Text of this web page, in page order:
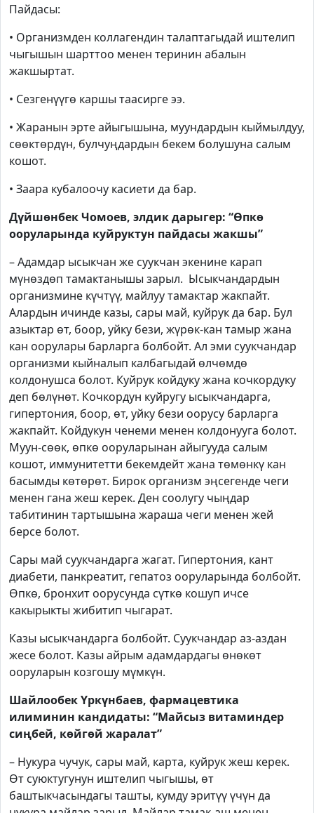
Пайдасы:
• Организмден коллагендин талаптагыдай иштелип
чыгышын шарттоо менен теринин абалын
жакшыртат.
• Сезгенүүгө каршы таасирге ээ.
• Жаранын эрте айыгышына, муундардын кыймылдуу,
сөөктөрдүн, булчуңдардын бекем болушуна салым
кошот.
• Заара кубалоочу касиети да бар.
Дүйшөнбек Чомоев, элдик дарыгер: “Өпкө
ооруларында куйруктун пайдасы жакшы”
– Адамдар ысыкчан же суукчан экенине карап
мүнөздөп тамактанышы зарыл. Ысыкчандардын
организмине күчтүү, майлуу тамактар жакпайт.
Алардын ичинде казы, сары май, куйрук да бар. Бул
азыктар өт, боор, уйку бези, жүрөк-кан тамыр жана
кан оорулары барларга болбойт. Ал эми суукчандар
организми кыйналып калбагыдай өлчөмдө
колдонушса болот. Куйрук койдуку жана кочкордуку
деп бөлүнөт. Кочкордун куйругу ысыкчандарга,
гипертония, боор, өт, уйку бези оорусу барларга
жакпайт. Койдукун ченеми менен колдонууга болот.
Муун-сөөк, өпкө ооруларынан айыгууда салым
кошот, иммунитетти бекемдейт жана төмөнкү кан
басымды көтөрөт. Бирок организм эңсегенде чеги
менен гана жеш керек. Ден соолугу чыңдар
табитинин тартышына жараша чеги менен жей
берсе болот.
Сары май суукчандарга жагат. Гипертония, кант
диабети, панкреатит, гепатоз ооруларында болбойт.
Өпкө, бронхит оорусунда сүткө кошуп ичсе
какырыкты жибитип чыгарат.
Казы ысыкчандарга болбойт. Суукчандар аз-аздан
жесе болот. Казы айрым адамдардагы өнөкөт
ооруларын козгошу мүмкүн.
Шайлообек Үркүнбаев, фармацевтика
илиминин кандидаты: “Майсыз витаминдер
сиңбей, көйгөй жаралат”
– Нукура чучук, сары май, карта, куйрук жеш керек.
Өт суюктугунун иштелип чыгышы, өт
баштыкчасындагы ташты, кумду эритүү үчүн да